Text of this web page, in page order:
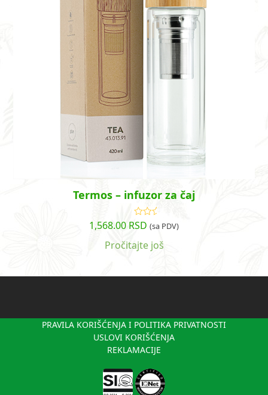
Termos – infuzor za čaj
Ocenjeno
sa4.43
od 5
1,568.00 RSD (sa PDV)
Pročitajte još
PRAVILA KORIŠĆENJA I POLITIKA PRIVATNOSTI
USLOVI KORIŠĆENJA
REKLAMACIJE